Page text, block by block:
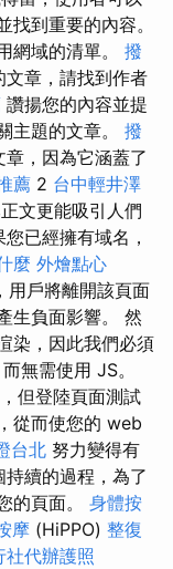
到重要的內容。
網域的清單。 撥
章，請找到作者
讚揚您的內容並提
主題的文章。 撥
，因為它涵蓋了
薦 2 台中輕井澤
文更能吸引人們
您已經擁有域名，
麼 外燴點心
用戶將離開該頁面
生負面影響。 然
染，因此我們必須
無需使用 JS。
但登陸頁面測試
從而使您的 web
台北 努力變得有
續的過程，為了
的頁面。 身體按
摩 (HiPPO) 整復
社代辦護照